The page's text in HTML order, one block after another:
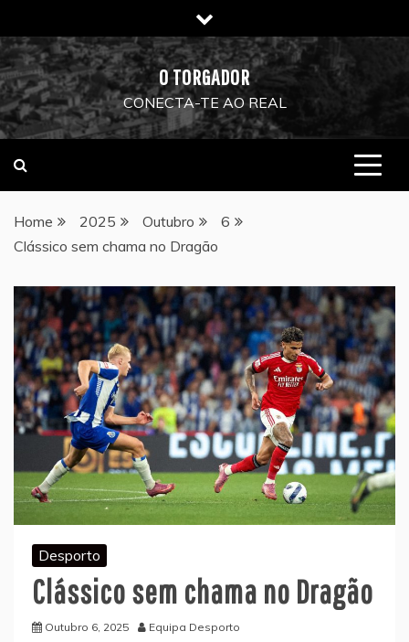
to
content
O TORGADOR
CONECTA-TE AO REAL
Home 2025 Outubro
6
Clássico sem chama no Dragão
Desporto
Clássico sem chama no Dragão
Outubro 6, 2025 Equipa Desporto